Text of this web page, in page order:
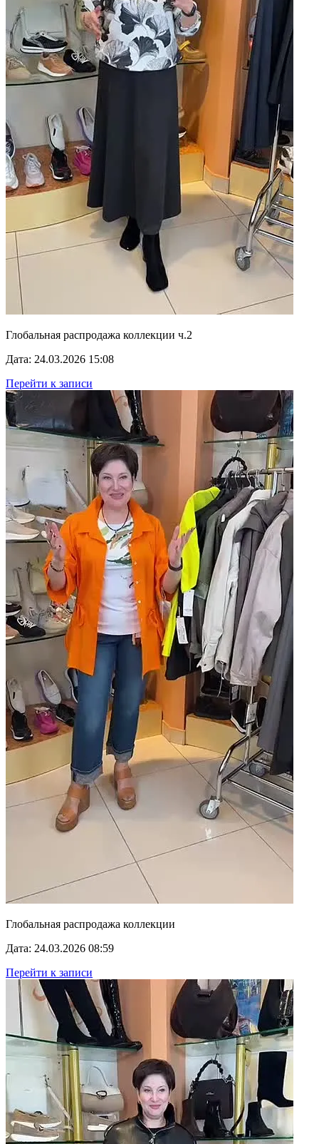
Глобальная распродажа коллекции ч.2
Дата: 24.03.2026 15:08
Перейти к записи
Глобальная распродажа коллекции
Дата: 24.03.2026 08:59
Перейти к записи